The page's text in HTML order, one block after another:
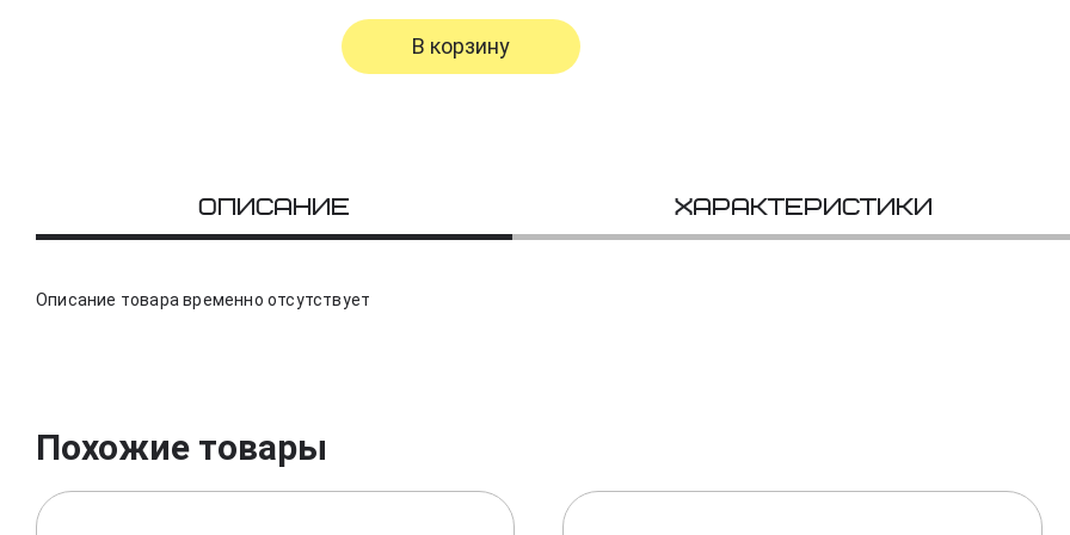
В корзину
Описание Характеристики
Описание товара временно отсутствует
Похожие товары